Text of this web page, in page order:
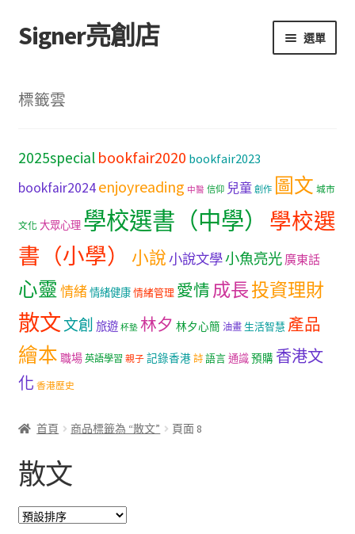
跳
至
覽
列
跳
至
要
內
Signer亮創店 選單
學校選書（小學）
「此時此地 看見亮光」2025特展
網上書店
無紙書
文創
標籤雲
2025special bookfair2020 bookfair2023
bookfair2024enjoyreading 中醫 信仰 兒童 創作 圖文 城市
文化 大眾心理 學校選書（中學）
學校選
書（小學）
小說小說文學小魚亮光 廣東話
心靈 情緒情緒健康情緒管理 愛情 成長投資理財
散文 文創 旅遊 杯墊 林夕 林夕心簡 油畫 生活智慧 產品
繪本 職場 英語學習 親子 記錄香港 詩 語言通識預購 香港文
化 香港歷史
首頁 商品標籤為 “散文” 頁面 8
散文